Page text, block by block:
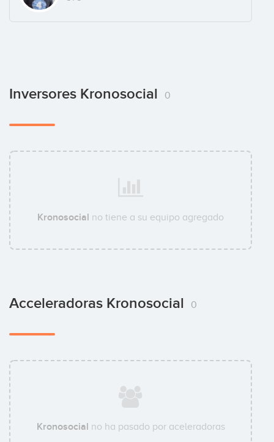
Inversores Kronosocial 0
Kronosocial no tiene a su equipo agregado
Acceleradoras Kronosocial 0
Kronosocial no ha pasado por aceleradoras